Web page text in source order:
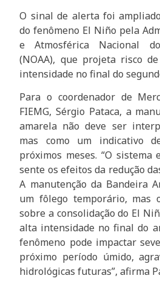
O sinal de alerta foi
do fenômeno El Niño pela
e Atmosférica Nacional
(NOAA), que projeta risco
intensidade no final do
Para o coordenador de
FIEMG, Sérgio Pataca, a
amarela não deve ser
mas como um indicativo
próximos meses. “O
sente os efeitos da redução
A manutenção da Bandeira
um fôlego temporário, mas
sobre a consolidação do El
alta intensidade no final do
fenômeno pode impactar
próximo período úmido,
hidrológicas futuras”, afirma